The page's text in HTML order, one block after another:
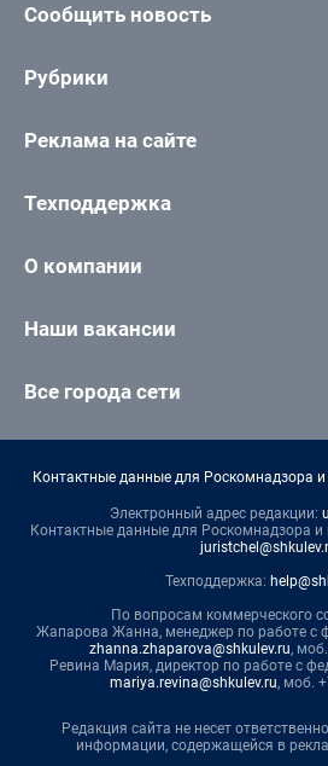
Сообщить новость
Рубрики
Реклама на сайте
Техподдержка
О компании
Наши вакансии
Все города сети
Контактные данные для Роскомнадзора и
Электронный адрес редакции:
Контактные данные для Роскомнадзора и
Техподдержка:
По вопросам коммерческого
Жапарова Жанна, менеджер по работе с
zhanna.zhaparova@shkulev.ru,
Ревина Мария, директор по работе с
mariya.revina@shkulev.ru, моб.
Редакция сайта не несет
информации, содержащейся в